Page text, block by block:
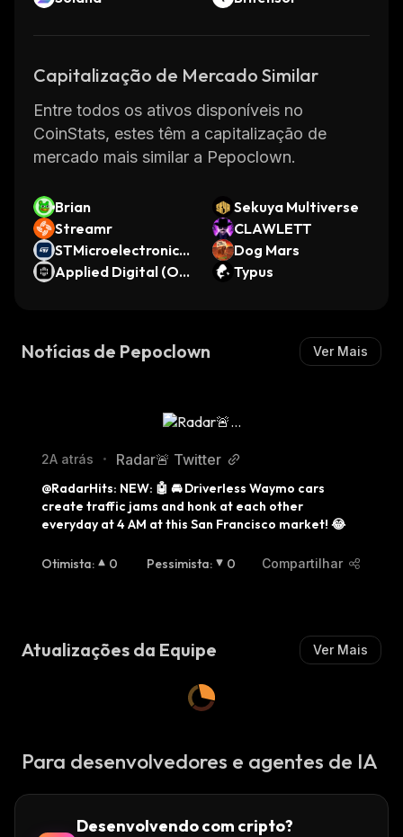
Capitalização de Mercado Similar
Entre todos os ativos disponíveis no
CoinStats, estes têm a capitalização de
mercado mais similar a Pepoclown.
Brian
Sekuya Multiverse
Streamr
CLAWLETT
STMicroelectronics
(Ondo Tokenized)
Dog Mars
Applied Digital (On
Typus
Notícias de Pepoclown Ver Mais
2A atrás • Radar🚨 Twitter
@RadarHits: NEW: 🤖 🚘 Driverless Waymo cars
create traffic jams and honk at each other
everyday at 4 AM at this San Francisco market! 😂
Otimista: 0 Pessimista: 0 Compartilhar
Atualizações da Equipe Ver Mais
Para desenvolvedores e agentes de IA
Desenvolvendo com cripto?